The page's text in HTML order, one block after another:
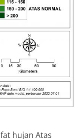
hujan Atas